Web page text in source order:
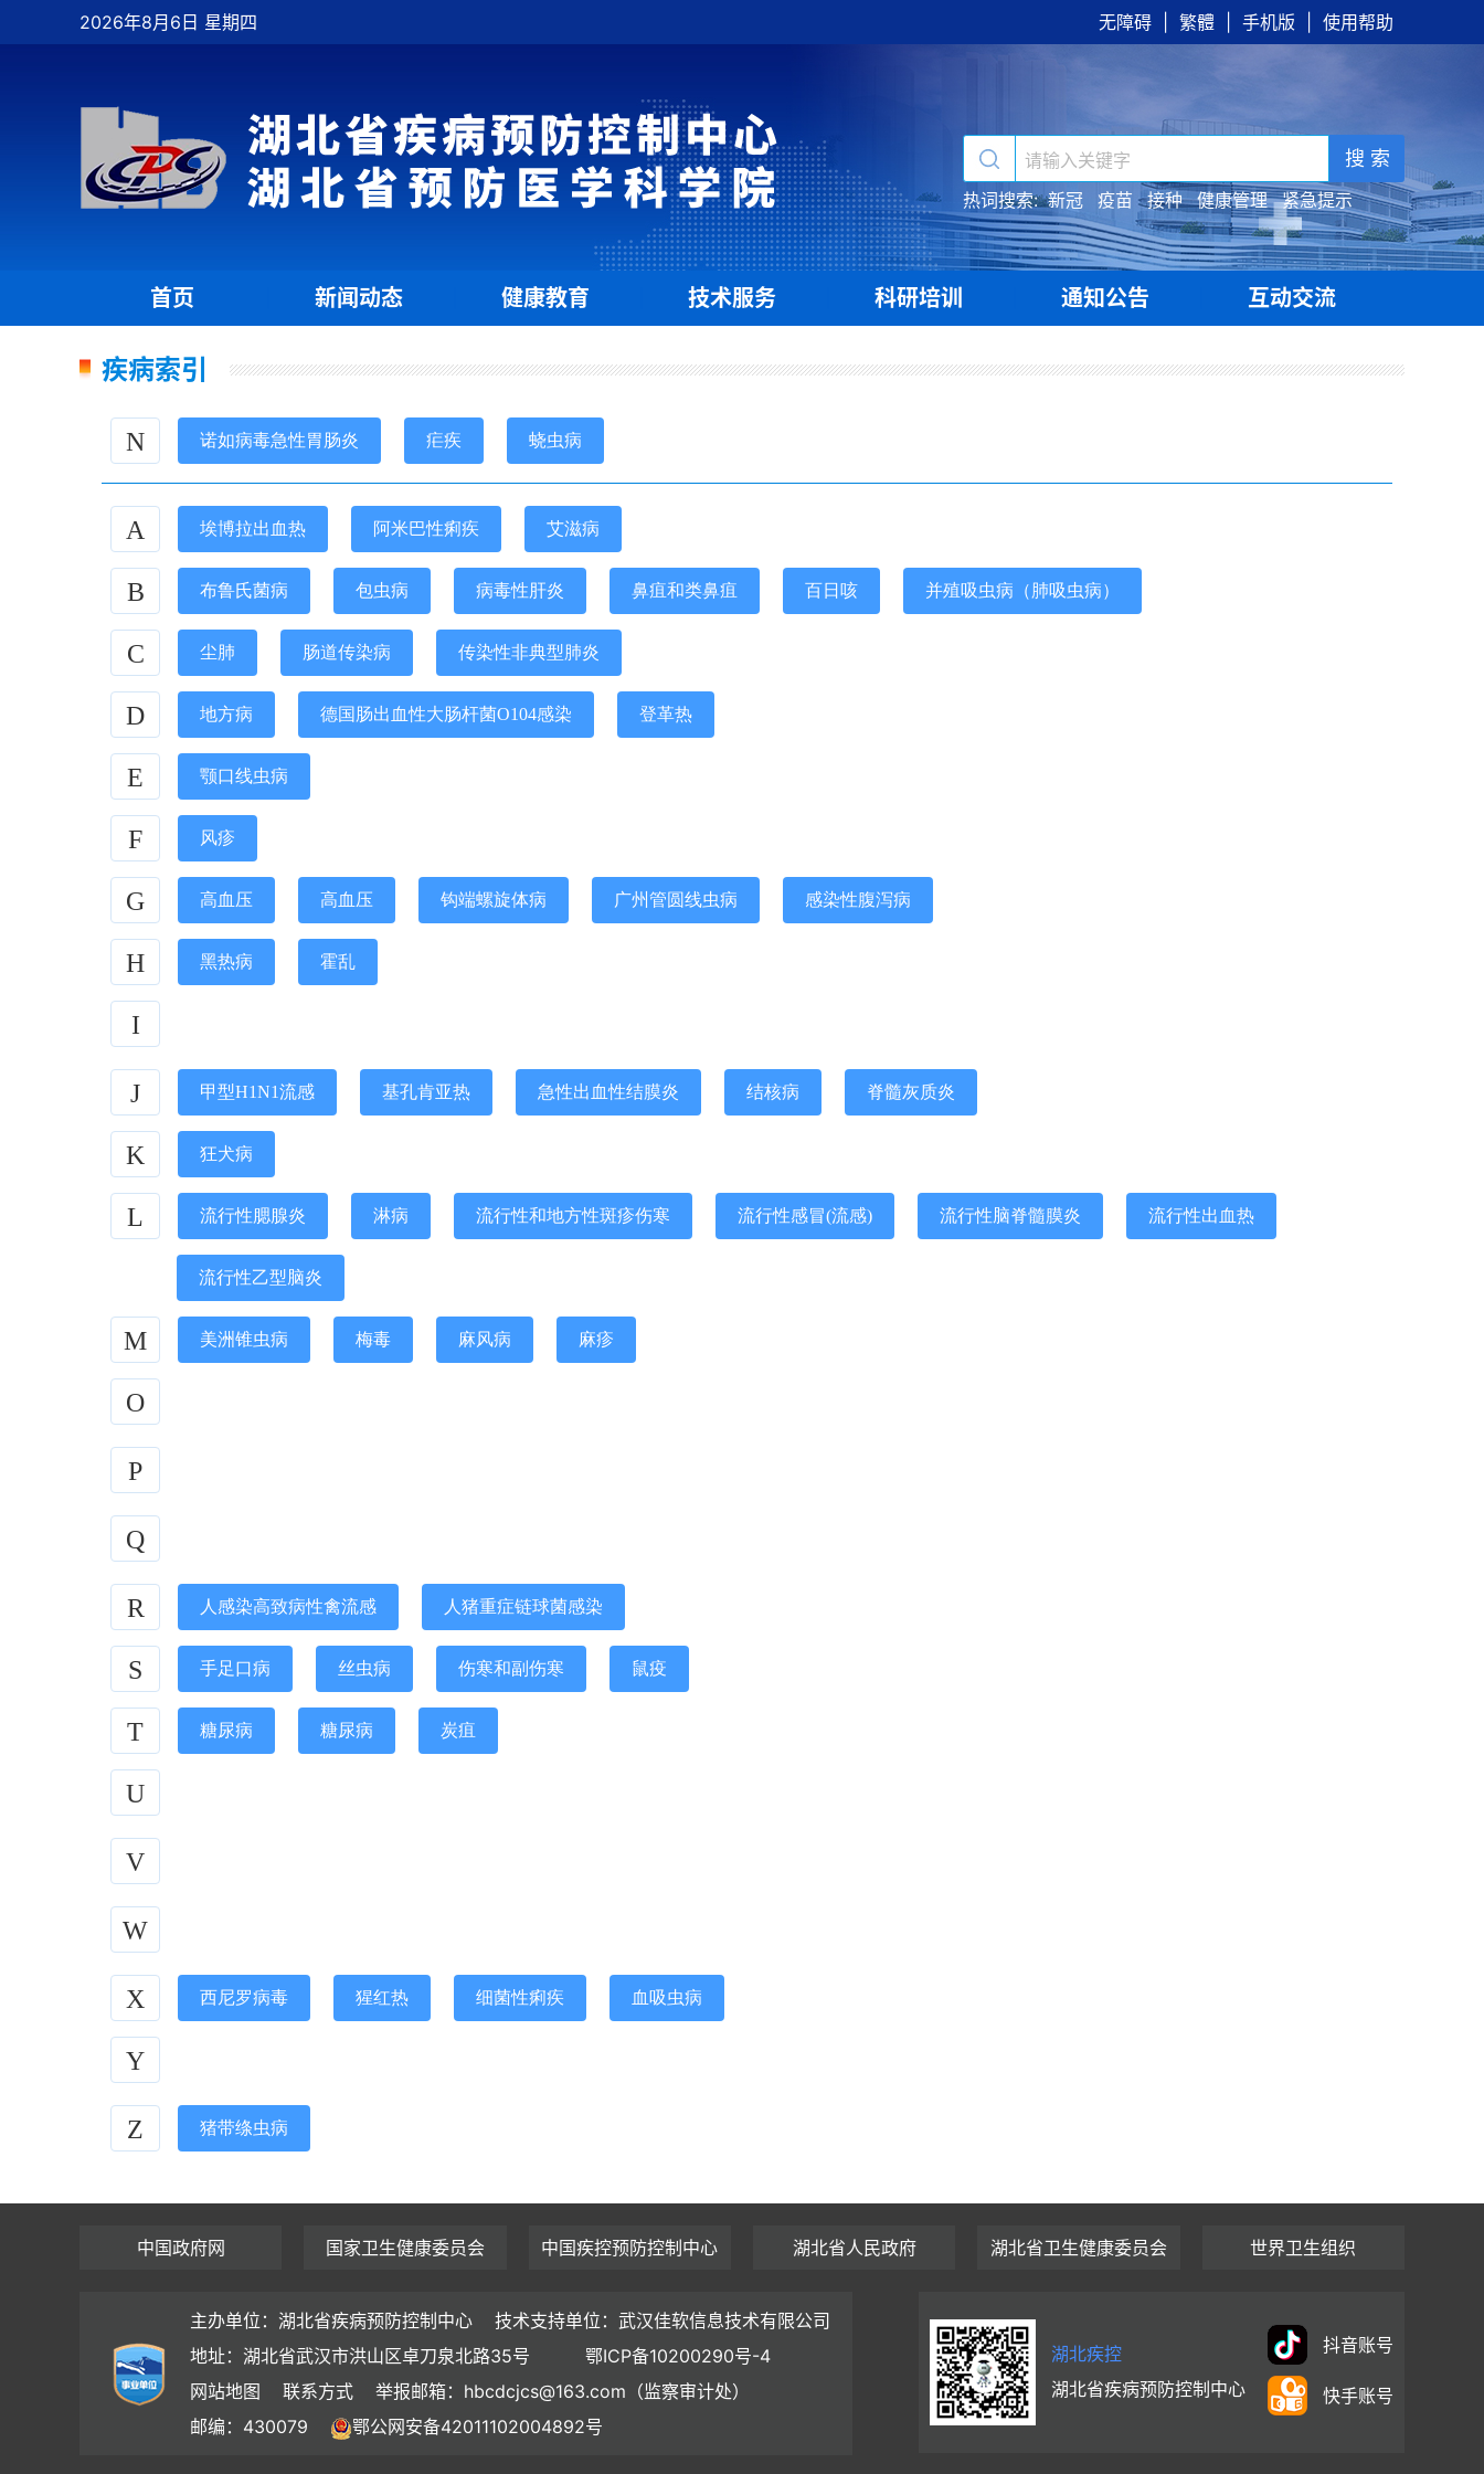
2026年8月6日 星期四 无障碍 繁體 手机版 使用帮助
搜 索
热词搜索: 新冠 疫苗 接种 健康管理 紧急提示
首页 新闻动态 健康教育 技术服务 科研培训 通知公告 互动交流
疾病索引
A 埃博拉出血热 阿米巴性痢疾 艾滋病
B 布鲁氏菌病 包虫病 病毒性肝炎 鼻疽和类鼻疽 百日咳 并殖吸虫病（肺吸虫病）
C 尘肺 肠道传染病 传染性非典型肺炎
D 地方病 德国肠出血性大肠杆菌O104感染 登革热
E 颚口线虫病
F 风疹
G 高血压 高血压 钩端螺旋体病 广州管圆线虫病 感染性腹泻病
H 黑热病 霍乱
I
J 甲型H1N1流感 基孔肯亚热 急性出血性结膜炎 结核病 脊髓灰质炎
K 狂犬病
L 流行性腮腺炎 淋病 流行性和地方性斑疹伤寒 流行性感冒(流感) 流行性脑脊髓膜炎 流行性出血热
流行性乙型脑炎
M 美洲锥虫病 梅毒 麻风病 麻疹
N 诺如病毒急性胃肠炎 疟疾 蛲虫病
O
P
Q
R 人感染高致病性禽流感 人猪重症链球菌感染
S 手足口病 丝虫病 伤寒和副伤寒 鼠疫
T 糖尿病 糖尿病 炭疽
U
V
W
X 西尼罗病毒 猩红热 细菌性痢疾 血吸虫病
Y
Z 猪带绦虫病
中国政府网 国家卫生健康委员会 中国疾控预防控制中心 湖北省人民政府 湖北省卫生健康委员会 世界卫生组织
主办单位：湖北省疾病预防控制中心
技术支持单位：武汉佳软信息技术有限公司
地址：湖北省武汉市洪山区卓刀泉北路35号
鄂ICP备10200290号-4
网站地图
联系方式
举报邮箱：hbcdcjcs@163.com（监察审计处）
邮编：430079
鄂公网安备42011102004892号
湖北疾控
湖北省疾病预防控制中心
抖音账号
快手账号